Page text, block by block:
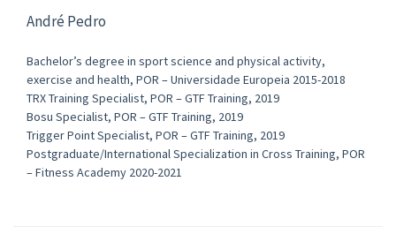
André Pedro
Bachelor’s degree in sport science and physical activity,
exercise and health, POR – Universidade Europeia 2015-2018
TRX Training Specialist, POR – GTF Training, 2019
Bosu Specialist, POR – GTF Training, 2019
Trigger Point Specialist, POR – GTF Training, 2019
Postgraduate/International Specialization in Cross Training, POR
– Fitness Academy 2020-2021